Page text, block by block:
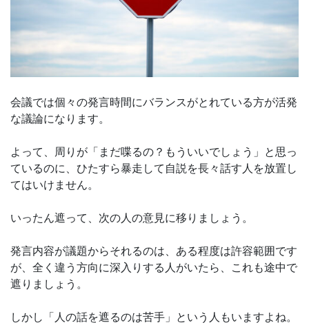
会議では個々の発言時間にバランスがとれている方が活発
な議論になります。
よって、周りが「まだ喋るの？もういいでしょう」と思っ
ているのに、ひたすら暴走して自説を長々話す人を放置し
てはいけません。
いったん遮って、次の人の意見に移りましょう。
発言内容が議題からそれるのは、ある程度は許容範囲です
が、全く違う方向に深入りする人がいたら、これも途中で
遮りましょう。
しかし「人の話を遮るのは苦手」という人もいますよね。